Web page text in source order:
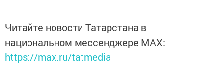
Читайте новости Татарстана в
национальном мессенджере MАХ:
https://max.ru/tatmedia